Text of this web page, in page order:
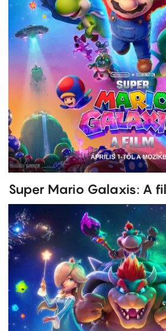
Super Mario Galaxis: A